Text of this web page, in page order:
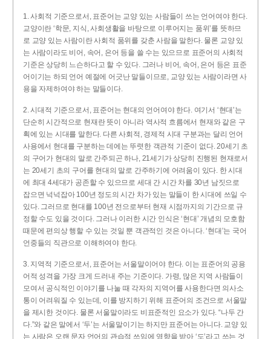
1. 사회적 기준으로서, 표준어는 교양 있는 사람들이 쓰는 언어여야 한다.
교양이란 ‘학문, 지식, 사회생활을 바탕으로 이루어지는 품위’를 뜻하므
로 교양 있는 사람이란 사회적 품위를 갖춘 사람을 말한다. 물론 교양 있
는 사람이라도 비어, 속어, 은어 등을 쓸 수는 있으므로 표준어의 사회적
기준은 상당히 느슨하다고 할 수 있다. 그러나 비어, 속어, 은어 등은 표준
어이기는 하되 언어 예절에 어긋난 말들이므로, 교양 있는 사람이라면 사
용을 자제하여야 하는 말들이다.
2. 시대적 기준으로서, 표준어는 현대의 언어여야 한다. 여기서 ‘현대’는
단순히 시간적으로 현재란 뜻이 아니라 역사적 흐름에서 현재와 같은 구
획에 있는 시대를 말한다. 다른 사회적, 경제적 시대 구분과는 달리 언어
사용에서 현대를 구분하는 데에는 뚜렷한 객관적 기준이 없다. 20세기 초
의 구어가 현대의 말로 간주되곤 하나, 21세기가 상당히 진행된 현재로서
는 20세기 초의 구어를 현대의 말로 간주하기에 어려움이 있다. 한 시대
에 최대 4세대가 공존할 수 있으므로 세대 간 시간 차를 30년 남짓으로
잡으면 넉넉잡아 100년 정도의 시간 차가 있는 말들이 한 시대에 쓰일 수
있다. 그러므로 현대를 100년 전으로부터 현재 시점까지의 기간으로 규
정할 수도 있을 것이다. 그러나 이러한 시간 인식은 ‘현대’ 개념의 모호함
때문에 편의상 행할 수 있는 것일 뿐 객관적인 것은 아니다. ‘현대’는 국어
언중들의 직관으로 이해하여야 한다.
3. 지역적 기준으로서, 표준어는 서울말이어야 한다. 이는 표준어의 공용
어적 성격을 가장 크게 드러내 주는 기준이다. 가령, 많은 지역 사람들이
모여서 공식적인 이야기를 나눌 때 각자의 지역어를 사용한다면 의사소
통이 어려워질 수 있는데, 이를 방지하기 위해 표준어의 조건으로 서울말
을 제시한 것이다. 물론 서울말이라도 비표준적인 요소가 있다. “나두 간
다.”와 같은 말에서 ‘두’는 서울말이기는 하지만 표준어는 아니다. 교양 있
는 사람은 오랜 문자 언어의 관습적 쓰임에 영향을 받아 ‘도’라고 쓰는 것